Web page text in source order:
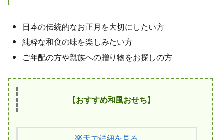
日本の伝統的なお正月を大切にしたい方
純粋な和食の味を楽しみたい方
ご年配の方や親族への贈り物をお探しの方
【おすすめ和風おせち】